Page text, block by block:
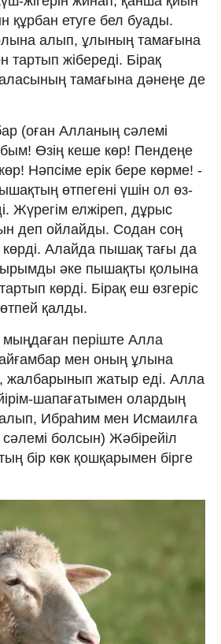
құрбан етуге бел буады.
алып, ұлының тамағына
тартып жібереді. Бірақ
тамағына дәнеңе де
(оған Алланың сәлемі
Өзің кеше көр! Пендеңе
Нәпсіме ерік бере көрме! -
өтпегені үшін ол өз-
Жүрегім елжіреп, дұрыс
деп ойлайды. Содан соң
көрді. Алайда пышақ тағы да
әке пышақты қолына
көрді. Бірақ еш өзгеріс
қалды.
мыңдаған періште Алла
мен оның ұлына
жалбарынып жатыр еді. Алла
шапағатымен олардың
алып, Ибраһим мен Исмаилға
болсын) Жәбірейіл
бір көк қошқарымен бірге